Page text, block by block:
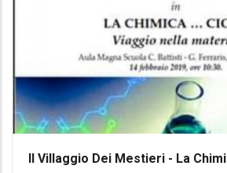
Il Villaggio Dei Mestieri - La